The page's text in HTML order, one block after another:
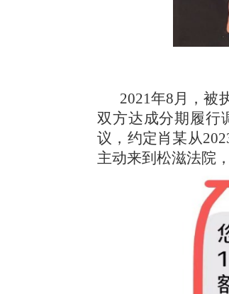
2021年8月，被
双方达成分期履行
议，约定肖某从
主动来到松滋法院